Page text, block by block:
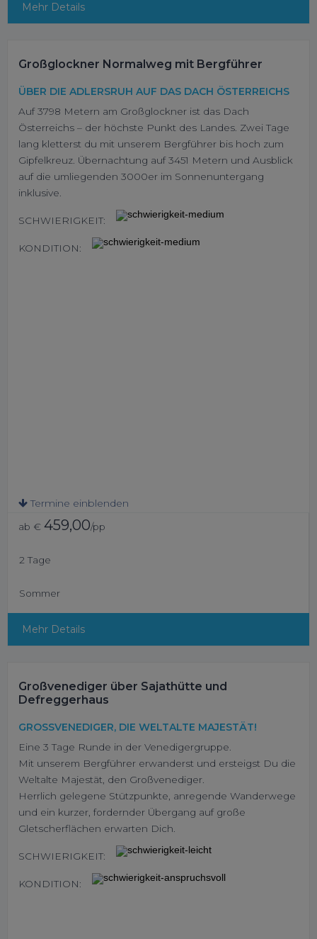
Mehr Details
Großglockner Normalweg mit Bergführer
ÜBER DIE ADLERSRUH AUF DAS DACH ÖSTERREICHS
Auf 3798 Metern am Großglockner ist das Dach
Österreichs – der höchste Punkt des Landes. Zwei Tage
lang kletterst du mit unserem Bergführer bis hoch zum
Gipfelkreuz. Übernachtung auf 3451 Metern und Ausblick
auf die umliegenden 3000er im Sonnenuntergang
inklusive.
SCHWIERIGKEIT:
KONDITION:
Termine einblenden
ab € 459,00/pp
2 Tage
Sommer
Mehr Details
Großvenediger über Sajathütte und
Defreggerhaus
GROSSVENEDIGER, DIE WELTALTE MAJESTÄT!
Eine 3 Tage Runde in der Venedigergruppe.
Mit unserem Bergführer erwanderst und ersteigst Du die
Weltalte Majestät, den Großvenediger.
Herrlich gelegene Stützpunkte, anregende Wanderwege
und ein kurzer, fordernder Übergang auf große
Gletscherflächen erwarten Dich.
SCHWIERIGKEIT:
KONDITION: